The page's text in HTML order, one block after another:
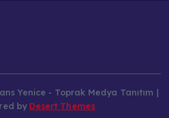
Yenice - Toprak Medya Tanıtım |
by Desert Themes